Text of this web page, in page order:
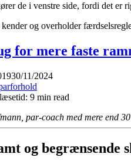
de i venstre side, fordi det er
og overholder
for mere faste
30/11/2024
9 min read
par-coach med mere end
og begrænsende